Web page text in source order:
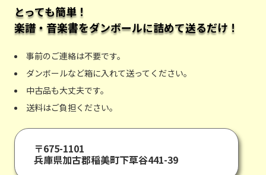
とっても簡単！
楽譜・音楽書をダンボールに詰めて送るだけ！
事前のご連絡は不要です。
ダンボールなど箱に入れて送ってください。
中古品も大丈夫です。
送料はご負担ください。
〒675-1101
兵庫県加古郡稲美町下草谷441-39